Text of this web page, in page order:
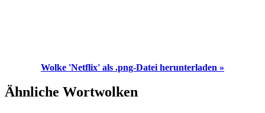
Wolke 'Netflix' als .png-Datei herunterladen »
Ähnliche Wortwolken